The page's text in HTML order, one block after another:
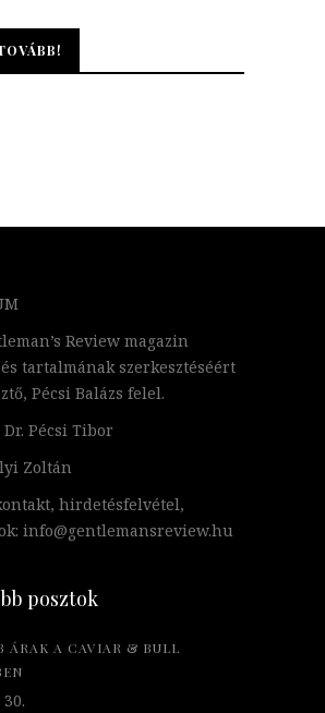
Review magazin
tartalmának szerkesztéséért
Pécsi Balázs felel.
Dr. Pécsi Tibor
Zoltán
hirdetésfelvétel,
info@gentlemansreview.hu
posztok
ÁRAK A CAVIAR & BULL